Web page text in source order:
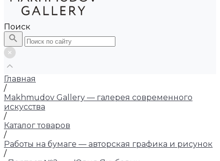
Поиск
Главная
/
Makhmudov Gallery — галерея современного
искусства
/
Каталог товаров
/
Работы на бумаге — авторская графика и рисунок
/